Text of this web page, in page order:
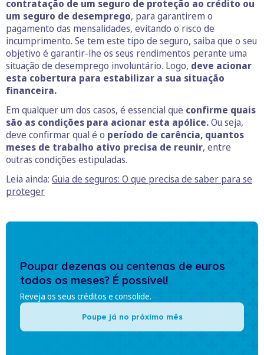
contratação de um seguro de proteção ao crédito ou
um seguro de desemprego, para garantirem o
pagamento das mensalidades, evitando o risco de
incumprimento. Se tem este tipo de seguro, saiba que o seu
objetivo é garantir-lhe os seus rendimentos perante uma
situação de desemprego involuntário. Logo, deve acionar
esta cobertura para estabilizar a sua situação
financeira.
Em qualquer um dos casos, é essencial que confirme quais
são as condições para acionar esta apólice.Ou seja,
deve confirmar qual é o período de carência, quantos
meses de trabalho ativo precisa de reunir, entre
outras condições estipuladas.
Leia ainda: Guia de seguros: O que precisa de saber para se
proteger
Poupar dezenas ou centenas de euros
todos os meses? É possível!
Reveja os seus créditos e consolide.
Poupe já no próximo mês